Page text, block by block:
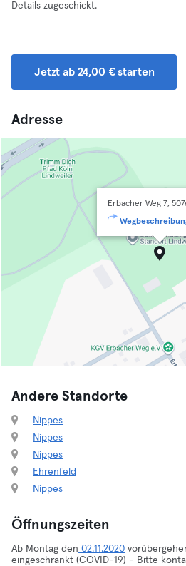
Details zugeschickt.
Jetzt ab 24,00 € starten
Adresse
Erbacher Weg 7,
Andere Standorte
Nippes
Nippes
Nippes
Ehrenfeld
Nippes
Öffnungszeiten
Ab Montag den 02.11.2020
eingeschränkt (COVID-19) - Bitte